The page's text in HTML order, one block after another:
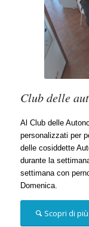
Club delle
Al Club delle
personalizzati per
delle cosiddette
durante la
settimana con
Domenica.
Scopri di più